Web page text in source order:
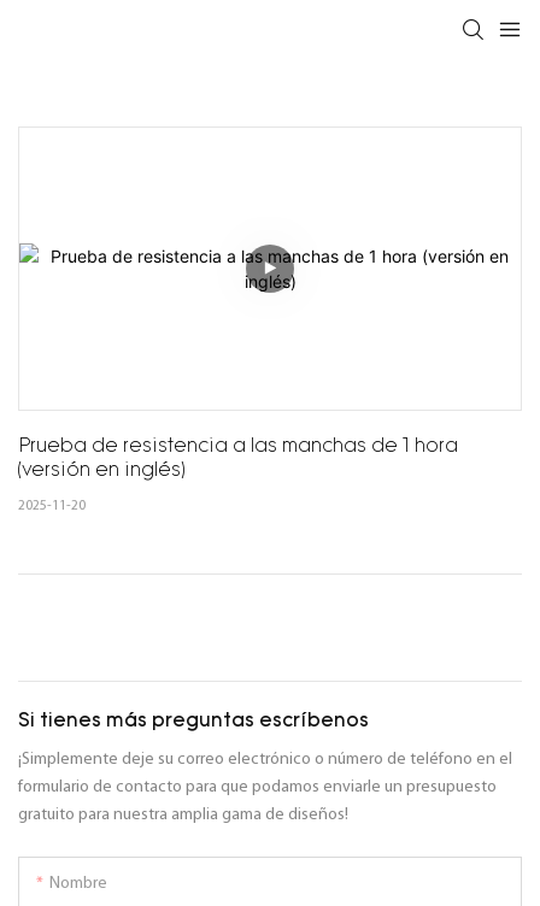
Prueba de resistencia a las manchas de 1 hora
(versión en inglés)
2025-11-20
Si tienes más preguntas escríbenos
¡Simplemente deje su correo electrónico o número de teléfono en el
formulario de contacto para que podamos enviarle un presupuesto
gratuito para nuestra amplia gama de diseños!
Nombre